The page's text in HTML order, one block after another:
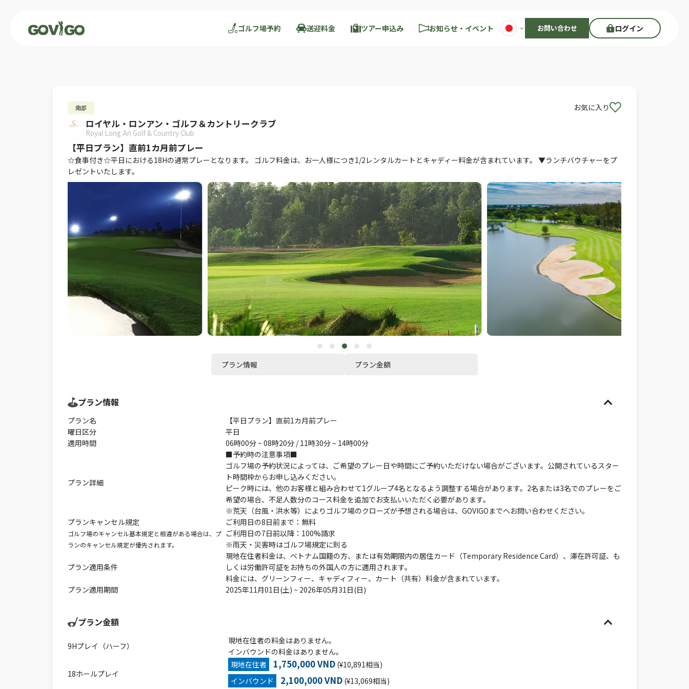
ゴルフ場予約 送迎料金 ツアー申込み お知らせ・イベント お問い合わせ ログイン
南部 お気に入り
ロイヤル・ロンアン・ゴルフ＆カントリークラブ
Royal Long An Golf & Country Club
【平日プラン】直前1カ月前プレー
☆食事付き☆平日における18Hの通常プレーとなります。 ゴルフ料金は、お一人様につき1/2レンタルカートとキャディー料金が含まれています。 ▼ランチバウチャーをプ
レゼントいたします。
プラン情報 プラン金額
プラン情報
プラン名
【平日プラン】直前1カ月前プレー
曜日区分
平日
適用時間
06時00分 ~ 08時20分 / 11時30分 ~ 14時00分
プラン詳細
■予約時の注意事項■
ゴルフ場の予約状況によっては、ご希望のプレー日や時間にご予約いただけない場合がございます。公開されているスター
ト時間枠からお申し込みください。
ピーク時には、他のお客様と組み合わせて1グループ4名となるよう調整する場合があります。2名または3名でのプレーをご
希望の場合、不足人数分のコース料金を追加でお支払いいただく必要があります。
※荒天（台風・洪水等）によりゴルフ場のクローズが予想される場合は、GOVIGOまでへお問い合わせください。
プランキャンセル規定
ゴルフ場のキャンセル基本規定と相違がある場合は、プ
ランのキャンセル規定が優先されます。
ご利用日の8日前まで：無料
ご利用日の7日前以降：100%請求
※雨天・災害時はゴルフ場規定に則る
プラン適用条件
現地在住者料金は、ベトナム国籍の方、または有効期限内の居住カード（Temporary Residence Card）、滞在許可証、も
しくは労働許可証をお持ちの外国人の方に適用されます。
料金には、グリーンフィー、キャディフィー、カート（共有）料金が含まれています。
プラン適用期間
2025年11月01日(土) ~ 2026年05月31日(日)
プラン金額
9Hプレイ（ハーフ）
現地在住者の料金はありません。
インバウンドの料金はありません。
18ホールプレイ
現地在住者 1,750,000 VND (¥10,891相当)
インバウンド
2,100,000 VND (¥13,069相当)